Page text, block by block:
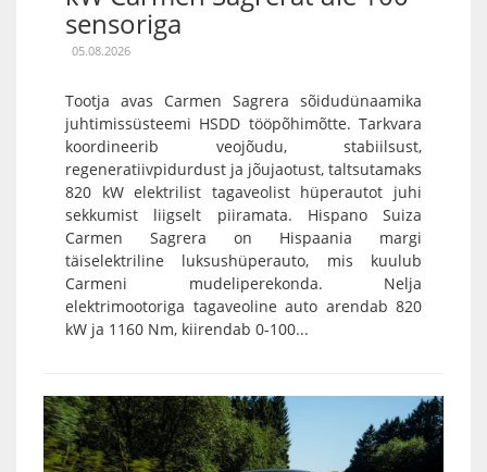
sensoriga
05.08.2026
Tootja avas Carmen Sagrera sõidudünaamika
juhtimissüsteemi HSDD tööpõhimõtte. Tarkvara
koordineerib veojõudu, stabiilsust,
regeneratiivpidurdust ja jõujaotust, taltsutamaks
820 kW elektrilist tagaveolist hüperautot juhi
sekkumist liigselt piiramata. Hispano Suiza
Carmen Sagrera on Hispaania margi
täiselektriline luksushüperauto, mis kuulub
Carmeni mudeliperekonda. Nelja
elektrimootoriga tagaveoline auto arendab 820
kW ja 1160 Nm, kiirendab 0-100...